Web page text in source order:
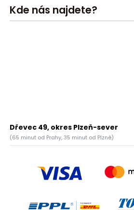
Kde nás najdete?
Dřevec 49, okres Plzeň-sever
(65 minut od Prahy, 35 minut od Plzně)